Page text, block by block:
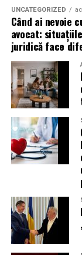
Atacurile sunt
evenimentelor
Campaniile de
importante
presiunea
pierde o ofertă
ultimele bilete
sau câștigarea
reacționeze
Turneul se
o intensificare
finalei. Printre
transmisiunile
tombolele,
Pentru a
UNCATEGORIZED
Când ai nevoie
avocat:
juridică face